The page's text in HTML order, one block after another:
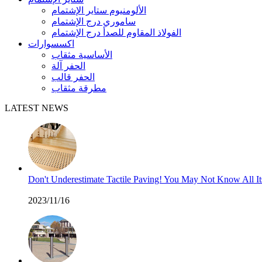
الألومنيوم ستاير الإشتمام
ساموري درج الإشتمام
الفولاذ المقاوم للصدأ درج الإشتمام
اكسسوارات
الأساسية مثقاب
الحفر آلة
الحفر قالب
مطرقة مثقاب
LATEST NEWS
Don't Underestimate Tactile Paving! You May Not Know All
2023/11/16